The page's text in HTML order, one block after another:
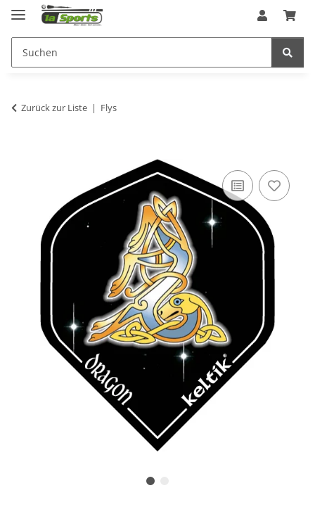
Zurück zur Liste Flys